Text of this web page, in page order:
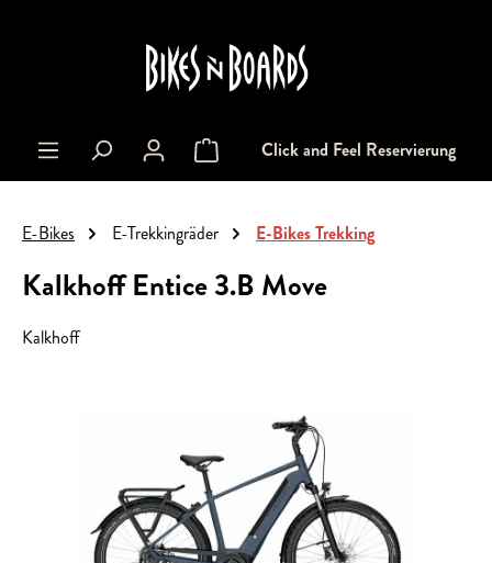
Warenkorb enthält 0 Positionen. Der
Click and Feel Reservierung
E-Bikes E-Trekkingräder E-Bikes Trekking
Kalkhoff Entice 3.B Move
Kalkhoff